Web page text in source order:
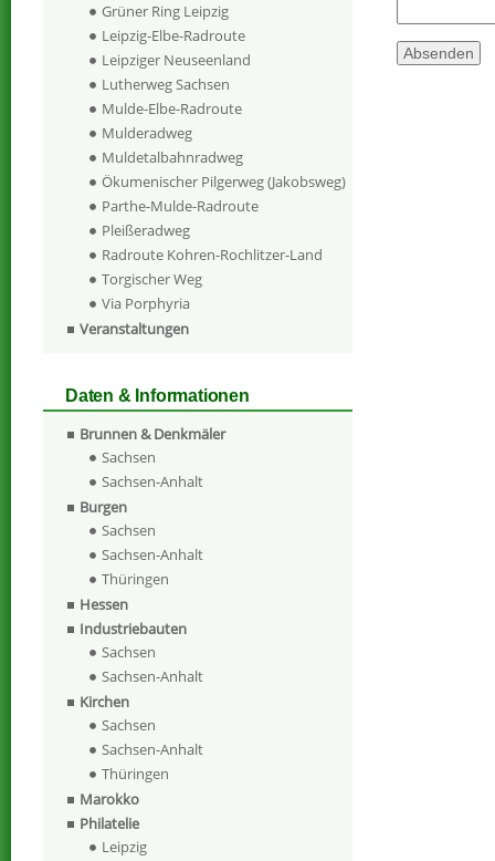
Grüner Ring Leipzig
Leipzig-Elbe-Radroute
Leipziger Neuseenland
Lutherweg Sachsen
Mulde-Elbe-Radroute
Mulderadweg
Muldetalbahnradweg
Ökumenischer Pilgerweg (Jakobsweg)
Parthe-Mulde-Radroute
Pleißeradweg
Radroute Kohren-Rochlitzer-Land
Torgischer Weg
Via Porphyria
Veranstaltungen
Daten & Informationen
Brunnen & Denkmäler
Sachsen
Sachsen-Anhalt
Burgen
Sachsen
Sachsen-Anhalt
Thüringen
Hessen
Industriebauten
Sachsen
Sachsen-Anhalt
Kirchen
Sachsen
Sachsen-Anhalt
Thüringen
Marokko
Philatelie
Leipzig